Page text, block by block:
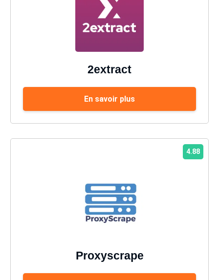
2extract
En savoir plus
4.88
Proxyscrape